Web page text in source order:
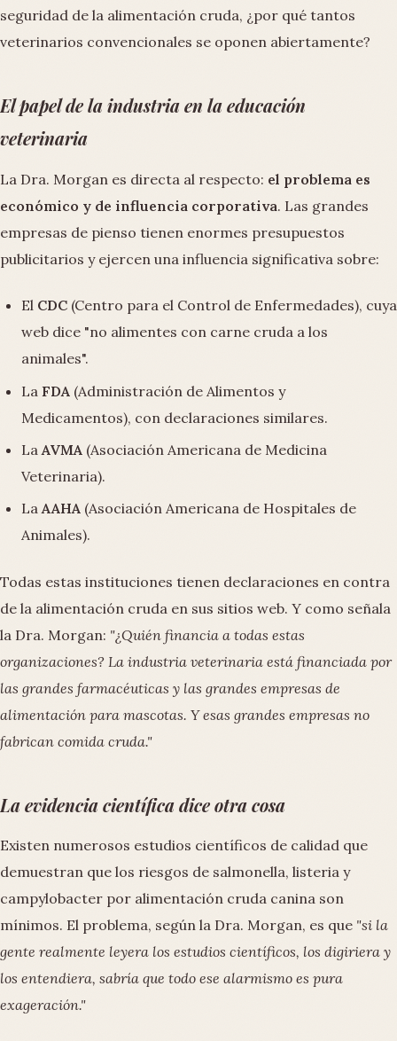
seguridad de la alimentación cruda, ¿por qué tantos
veterinarios convencionales se oponen abiertamente?
El papel de la industria en la educación
veterinaria
La Dra. Morgan es directa al respecto: el problema es
económico y de influencia corporativa. Las grandes
empresas de pienso tienen enormes presupuestos
publicitarios y ejercen una influencia significativa sobre:
El CDC (Centro para el Control de Enfermedades), cuya
web dice "no alimentes con carne cruda a los
animales".
La FDA (Administración de Alimentos y
Medicamentos), con declaraciones similares.
La AVMA (Asociación Americana de Medicina
Veterinaria).
LaAAHA (Asociación Americana de Hospitales de
Animales).
Todas estas instituciones tienen declaraciones en contra
de la alimentación cruda en sus sitios web. Y como señala
la Dra. Morgan: "¿Quién financia a todas estas
organizaciones? La industria veterinaria está financiada por
las grandes farmacéuticas y las grandes empresas de
alimentación para mascotas. Y esas grandes empresas no
fabrican comida cruda."
La evidencia científica dice otra cosa
Existen numerosos estudios científicos de calidad que
demuestran que los riesgos de salmonella, listeria y
campylobacter por alimentación cruda canina son
mínimos. El problema, según la Dra. Morgan, es que "si la
gente realmente leyera los estudios científicos, los digiriera y
los entendiera, sabría que todo ese alarmismo es pura
exageración."